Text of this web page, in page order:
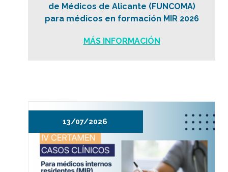
de Médicos de Alicante (FUNCOMA)
para médicos en formación MIR 2026
MÁS INFORMACIÓN
13/07/2026